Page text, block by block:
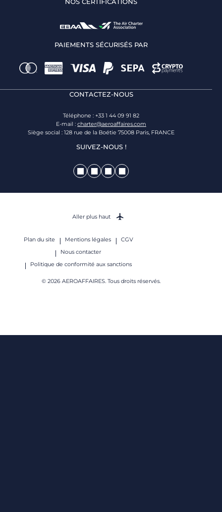
PAIEMENTS SÉCURISÉS PAR
CONTACTEZ-NOUS
Téléphone : +33 1 44 09 91 82
E-mail : charter@aeroaffaires.com
Siège social : 128 rue de la Boétie 75008 Paris, FRANCE
SUIVEZ-NOUS !
Plan du site Mentions légales
CGV
Nous contacter
Politique de conformité aux sanctions
© 2026 AEROAFFAIRES. Tous droits réservés.
Aller plus haut